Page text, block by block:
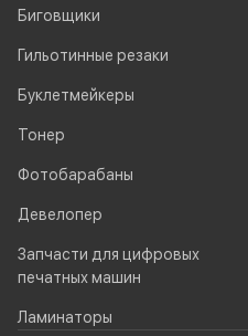
Биговщики
Гильотинные резаки
Буклетмейкеры
Тонер
Фотобарабаны
Девелопер
Запчасти для цифровых
печатных машин
Ламинаторы